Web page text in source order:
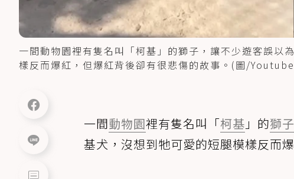
一間動物園裡有隻名叫「柯基」的獅子，讓不少遊客誤以
樣反而爆紅，但爆紅背後卻有很悲傷的故事。(圖/
一間動物園裡有隻名叫「柯基 」的獅子
基犬，沒想到牠可愛的短腿模樣反而